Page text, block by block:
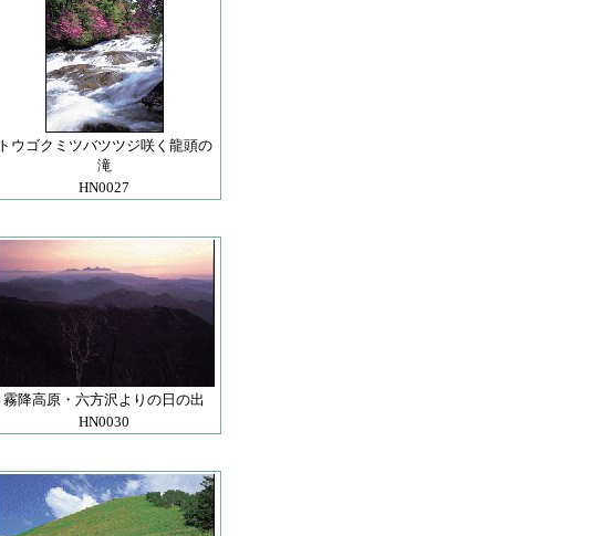
トウゴクミツバツツジ咲く龍頭の
滝
HN0027
霧降高原・六方沢よりの日の出
HN0030